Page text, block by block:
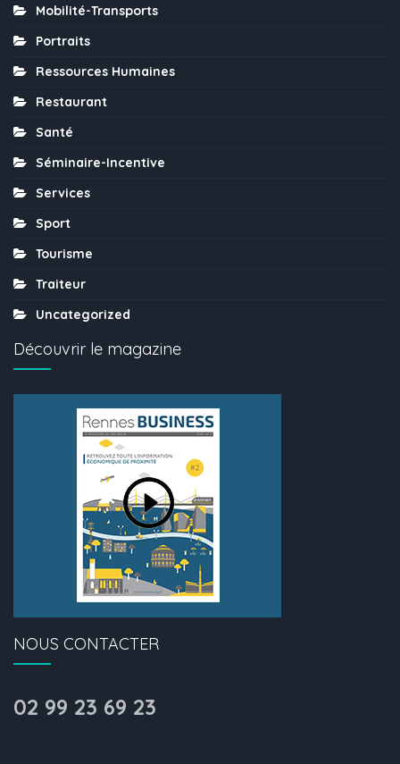
Mobilité-Transports
Portraits
Ressources Humaines
Restaurant
Santé
Séminaire-Incentive
Services
Sport
Tourisme
Traiteur
Uncategorized
Découvrir le magazine
NOUS CONTACTER
02 99 23 69 23